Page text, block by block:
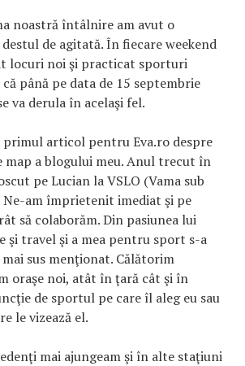
noastră întâlnire am avut o
de agitată. În fiecare weekend
locuri noi şi practicat sporturi
până pe data de 15 septembrie
va derula în acelaşi fel.
primul articol pentru Eva.ro despre
map a blogului meu. Anul trecut în
pe Lucian la VSLO (Vama sub
Ne-am împrietenit imediat şi pe
să colaborăm. Din pasiunea lui
şi travel şi a mea pentru sport s-a
sus menţionat. Călătorim
oraşe noi, atât în ţară cât şi în
de sportul pe care îl aleg eu sau
le vizează el.
mai ajungeam şi în alte staţiuni